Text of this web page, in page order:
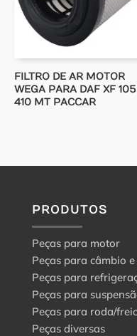
FILTRO DE AR MOTOR
WEGA PARA DAF XF
410 MT PACCAR
PRODUTOS
Peças para motor
Peças para câmbio
Peças para
Peças para
Peças para roda/
Peças diversas